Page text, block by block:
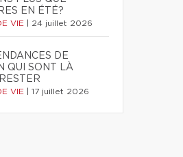
EN ÉTÉ?
VIE 24 juillet 2026
DE
QUI SONT LÀ
VIE 17 juillet 2026